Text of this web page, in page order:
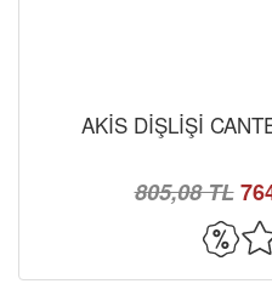
AKİS DİŞLİŞİ
805,08 TL